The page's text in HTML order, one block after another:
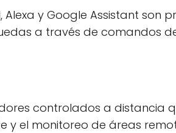
Alexa y Google Assistant
a través de comandos
controlados a distancia
el monitoreo de áreas